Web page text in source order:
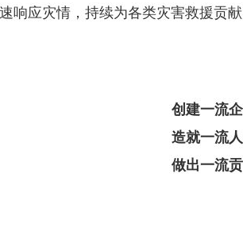
响应灾情，持续为各类灾害救援贡
创建一流
造就一流
做出一流